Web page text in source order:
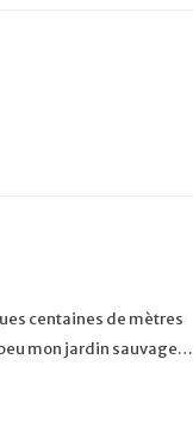
centaines de mètres
mon jardin sauvage…